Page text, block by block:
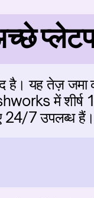
है। यह तेज़ जमा
में शीर्ष
24/7 उपलब्ध हैं।